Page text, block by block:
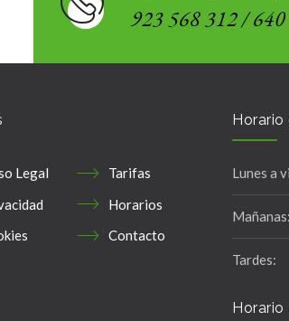
923 568 312 /
Legal
Tarifas
Horarios
Contacto
Horario
Lunes a
Mañanas:
Tardes:
Horario